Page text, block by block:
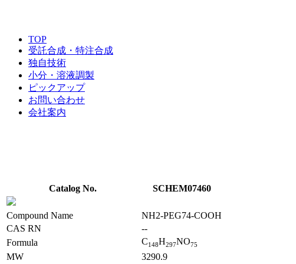
TOP
受託合成・特注合成
独自技術
小分・溶液調製
ピックアップ
お問い合わせ
会社案内
Catalog No. SCHEM07460
Compound Name
NH2-PEG74-COOH
CAS RN
--
Formula
C148H297NO75
MW
3290.9